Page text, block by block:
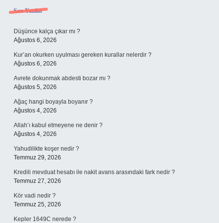
Sidebar
Son Yazılar
Düşünce kalça çıkar mı ?
Ağustos 6, 2026
Kur’an okurken uyulması gereken kurallar nelerdir ?
Ağustos 6, 2026
Avrete dokunmak abdesti bozar mı ?
Ağustos 5, 2026
Ağaç hangi boyayla boyanır ?
Ağustos 4, 2026
Allah’ı kabul etmeyene ne denir ?
Ağustos 4, 2026
Yahudilikte koşer nedir ?
Temmuz 29, 2026
Kredili mevduat hesabı ile nakit avans arasındaki fark nedir ?
Temmuz 27, 2026
Kör vadi nedir ?
Temmuz 25, 2026
Kepler 1649C nerede ?